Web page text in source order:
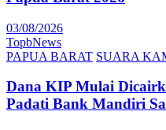
03/08/2026
TopbNews
PAPUA BARAT SUARA
Dana KIP Mulai
Padati Bank Mandiri